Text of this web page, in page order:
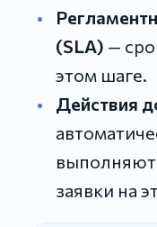
(SLA) —
этом шаге.
Действия
заявки на